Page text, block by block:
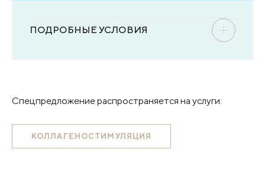
ПОДРОБНЫЕ УСЛОВИЯ
Спецпредложение распространяется на услуги:
КОЛЛАГЕНОСТИМУЛЯЦИЯ